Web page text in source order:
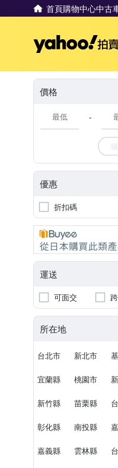
首頁購物中心中古
價格
-
優惠
折扣碼
運送
可面交
所在地
台北市 新北市
宜蘭縣 桃園市
新竹縣 苗栗縣
彰化縣 南投縣
嘉義縣 雲林縣